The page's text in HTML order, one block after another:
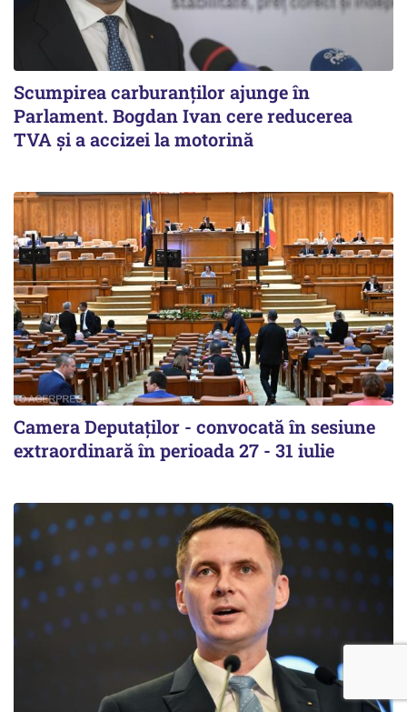
Scumpirea carburanților ajunge în
Parlament. Bogdan Ivan cere reducerea
TVA și a accizei la motorină
Camera Deputaților - convocată în sesiune
extraordinară în perioada 27 - 31 iulie